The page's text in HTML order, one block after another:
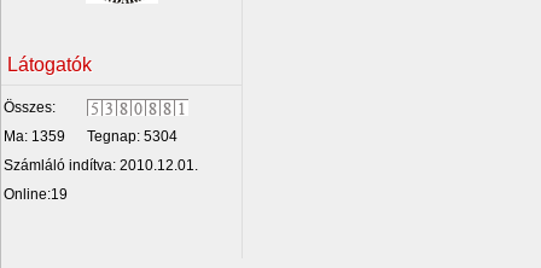
Látogatók
Összes:
Ma: 1359
Tegnap: 5304
Számláló indítva: 2010.12.01.
Online:19